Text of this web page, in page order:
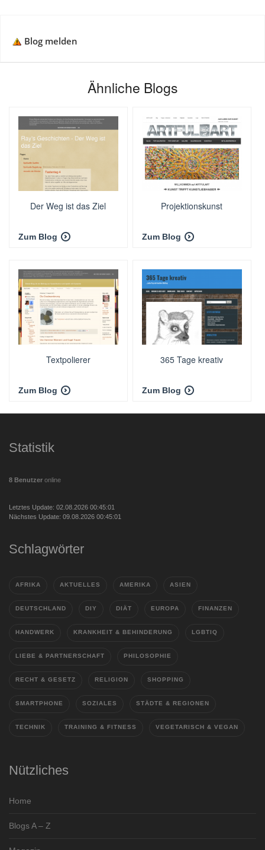
Blog melden
Ähnliche Blogs
Der Weg ist das Ziel
Zum Blog
Projektionskunst
Zum Blog
Textpolierer
Zum Blog
365 Tage kreativ
Zum Blog
Statistik
8 Benutzer online
Letztes Update: 02.08.2026 00:45:01
Nächstes Update: 09.08.2026 00:45:01
Schlagwörter
AFRIKA AKTUELLES AMERIKA ASIEN
DEUTSCHLAND DIY DIÄT EUROPA FINANZEN
HANDWERK KRANKHEIT & BEHINDERUNG LGBTIQ
LIEBE & PARTNERSCHAFT PHILOSOPHIE
RECHT & GESETZ RELIGION SHOPPING
SMARTPHONE SOZIALES STÄDTE & REGIONEN
TECHNIK TRAINING & FITNESS VEGETARISCH & VEGAN
Nützliches
Home
Blogs A – Z